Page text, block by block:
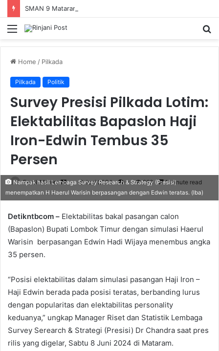
Menu
Home / Pilkada
Pilkada Politik
Survey Presisi Pilkada Lotim:
Elektabilitas Bapaslon Haji
Iron-Edwin Tembus 35
Persen
Fendi Marero
Send
an
8 Juni 2024 0 263 1 minute read
Nampak hasil Lembaga Survey Research & Strategy (Presisi)
menempatkan H Haerul Warisin berpasangan dengan Edwin teratas. (Iba)
Detikntbcom – Elektabilitas bakal pasangan calon
(Bapaslon) Bupati Lombok Timur dengan simulasi Haerul
Warisin berpasangan Edwin Hadi Wijaya menembus angka
35 persen.
“Posisi elektabilitas dalam simulasi pasangan Haji Iron –
Haji Edwin berada pada posisi teratas, berbanding lurus
dengan popularitas dan elektabilitas personality
keduanya,” ungkap Manager Riset dan Statistik Lembaga
Survey Serearch & Strategi (Presisi) Dr Chandra saat pres
rilis yang digelar, Sabtu 8 Juni 2024 di Mataram.